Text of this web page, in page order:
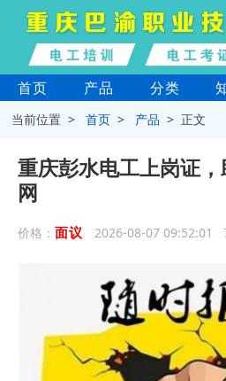
首页 产品 分类
当前位置 >首页 > 产品 > 正文
重庆彭水电工上岗证
网
价格： 面议 2026-08-07 09:52:01